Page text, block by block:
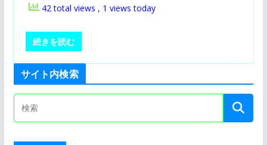
42 total views , 1 views today
続きを読む
サイト内検索